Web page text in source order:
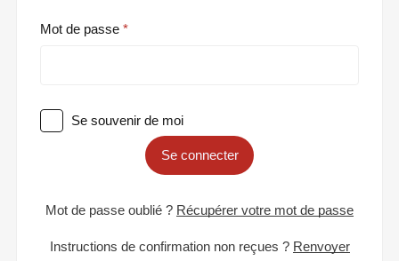
Mot de passe
Se souvenir de moi
Se connecter
Mot de passe oublié ? Récupérer votre mot de passe
Instructions de confirmation non reçues ? Renvoyer